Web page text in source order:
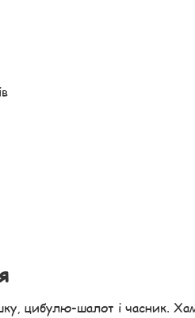
цибулю-шалот і часник.